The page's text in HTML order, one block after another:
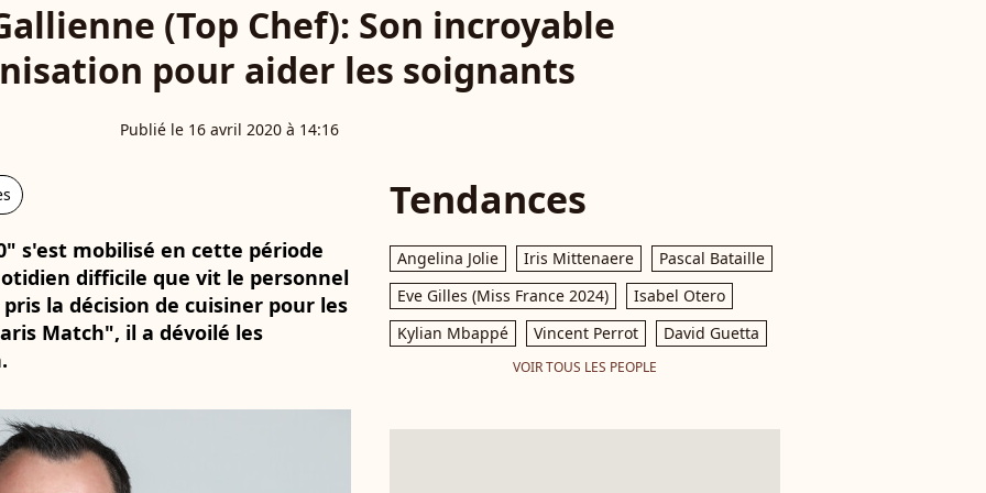
(Top Chef): Son incroyable
pour aider les soignants
Publié le 16 avril 2020 à 14:16
s'est mobilisé en cette période
difficile que vit le personnel
la décision de cuisiner pour les
Match", il a dévoilé les
Tendances
Angelina Jolie Iris Mittenaere
Pascal Bataille
Eve Gilles (Miss France 2024)
Isabel Otero
Kylian Mbappé
Vincent Perrot David Guetta
VOIR TOUS LES PEOPLE